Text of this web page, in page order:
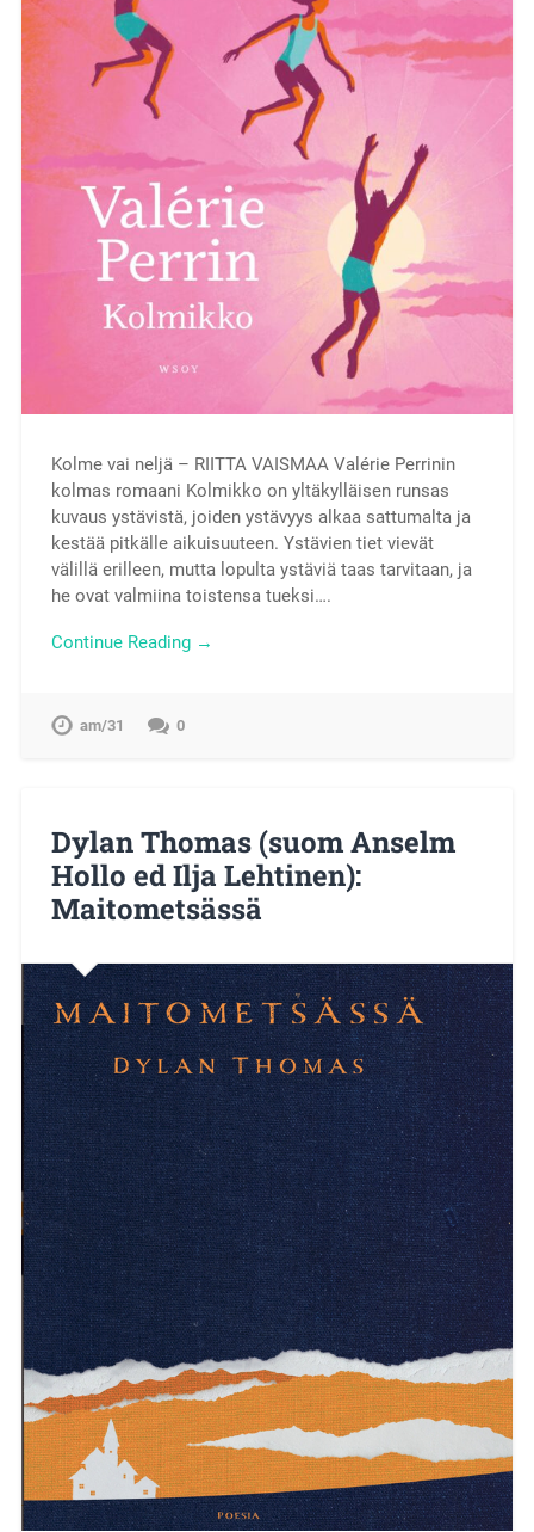
Kolme vai neljä – RIITTA VAISMAA Valérie Perrinin
kolmas romaani Kolmikko on yltäkylläisen runsas
kuvaus ystävistä, joiden ystävyys alkaa sattumalta ja
kestää pitkälle aikuisuuteen. Ystävien tiet vievät
välillä erilleen, mutta lopulta ystäviä taas tarvitaan, ja
he ovat valmiina toistensa tueksi….
Continue Reading →
am/31 0
Dylan Thomas (suom Anselm
Hollo ed Ilja Lehtinen):
Maitometsässä